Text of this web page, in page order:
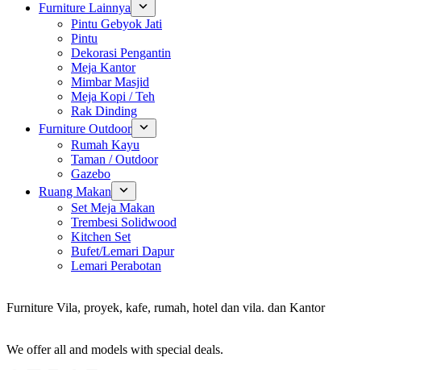
Furniture Lainnya
Pintu Gebyok Jati
Pintu
Dekorasi Pengantin
Meja Kantor
Mimbar Masjid
Meja Kopi / Teh
Rak Dinding
Furniture Outdoor
Rumah Kayu
Taman / Outdoor
Gazebo
Ruang Makan
Set Meja Makan
Trembesi Solidwood
Kitchen Set
Bufet/Lemari Dapur
Lemari Perabotan
Furniture Vila, proyek, kafe, rumah, hotel dan vila. dan Kantor
We offer all and models with special deals.